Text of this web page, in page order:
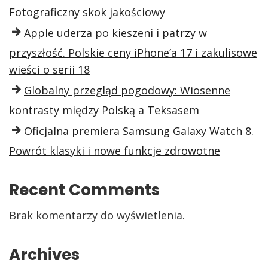
Fotograficzny skok jakościowy
Apple uderza po kieszeni i patrzy w
przyszłość. Polskie ceny iPhone’a 17 i zakulisowe
wieści o serii 18
Globalny przegląd pogodowy: Wiosenne
kontrasty między Polską a Teksasem
Oficjalna premiera Samsung Galaxy Watch 8.
Powrót klasyki i nowe funkcje zdrowotne
Recent Comments
Brak komentarzy do wyświetlenia.
Archives